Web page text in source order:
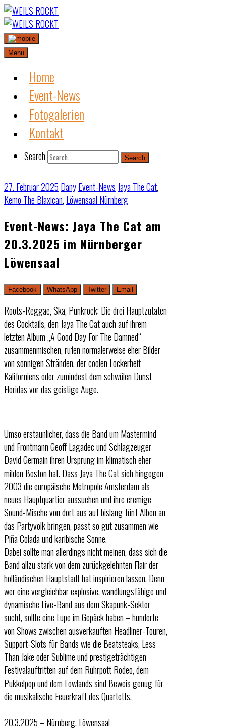
Skip
to
content
Menu
Home
Event-News
Fotogalerien
Kontakt
Search Search
27. Februar 2025 DanyEvent-News Jaya The Cat,
Kemo The Blaxican, Löwensaal Nürnberg
Event-News: Jaya The Cat am
20.3.2025 im Nürnberger
Löwensaal
Facebook WhatsApp Twitter Email
Roots-Reggae, Ska, Punkrock: Die drei Hauptzutaten
des Cocktails, den Jaya The Cat auch auf ihrem
letzten Album „A Good Day For The Damned“
zusammenmischen, rufen normalerweise eher Bilder
von sonnigen Stränden, der coolen Lockerheit
Kaliforniens oder zumindest dem schwülen Dunst
Floridas vor das geistige Auge.
Umso erstaunlicher, dass die Band um Mastermind
und Frontmann Geoff Lagadec und Schlagzeuger
David Germain ihren Ursprung im klimatisch eher
milden Boston hat. Dass Jaya The Cat sich hingegen
2003 die europäische Metropole Amsterdam als
neues Hauptquartier aussuchen und ihre cremige
Sound-Mische von dort aus auf bislang fünf Alben an
das Partyvolk bringen, passt so gut zusammen wie
Piña Colada und karibische Sonne.
Dabei sollte man allerdings nicht meinen, dass sich die
Band allzu stark von dem zurückgelehnten Flair der
holländischen Hauptstadt hat inspirieren lassen. Denn
wer eine vergleichbar explosive, wandlungsfähige und
dynamische Live-Band aus dem Skapunk-Sektor
sucht, sollte eine Lupe im Gepäck haben – hunderte
von Shows zwischen ausverkauften Headliner-Touren,
Support-Slots für Bands wie die Beatsteaks, Less
Than Jake oder Sublime und prestigeträchtigen
Festivalauftritten auf dem Ruhrpott Rodeo, dem
Pukkelpop und dem Lowlands sind Beweis genug für
die musikalische Feuerkraft des Quartetts.
20.3.2025 – Nürnberg, Löwensaal